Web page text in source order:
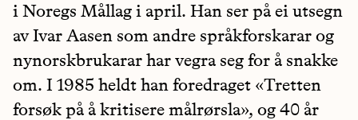
i Noregs Mållag i april. Han ser på ei utsegn
av Ivar Aasen som andre språkforskarar og
nynorskbrukarar har vegra seg for å snakke
om. I 1985 heldt han foredraget «Tretten
forsøk på å kritisere målrørsla», og 40 år